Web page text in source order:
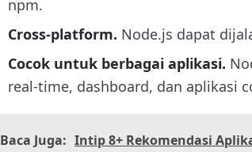
npm.
Cross-platform. Node.js dapat
Cocok untuk berbagai aplikasi.
real-time, dashboard, dan aplikasi
Baca Juga: Intip 8+ Rekomendasi